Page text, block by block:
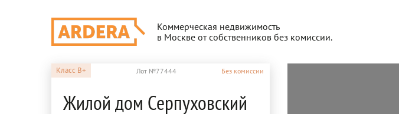
Коммерческая недвижимость
в Москве от собственников без комиссии.
Класс B+ Лот №77444 Без комиссии
Жилой дом Серпуховский